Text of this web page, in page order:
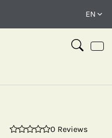
0 Reviews